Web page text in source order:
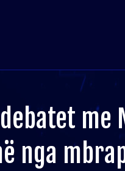
me
nga